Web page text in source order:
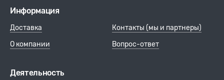
Информация
Доставка
О компании
Контакты (мы и партнеры)
Вопрос-ответ
Деятельность